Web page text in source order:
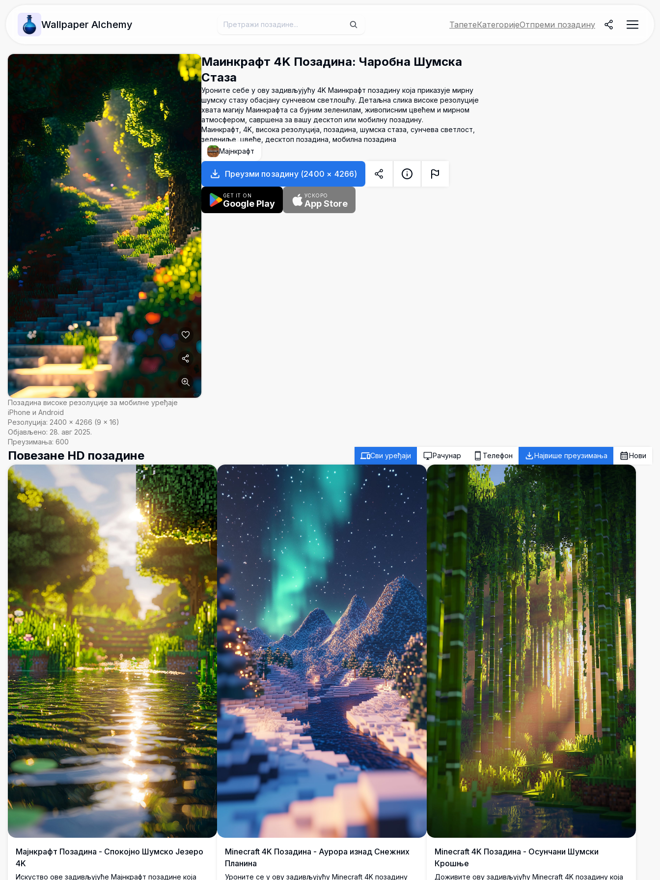
Wallpaper Alchemy ТапетеКатегоријеОтпреми позадину
Позадина високе резолуције за мобилне уређаје
iPhone и Android
Резолуција: 2400 × 4266 (9 × 16)
Објављено: 28. авг 2025.
Преузимања: 600
Маинкрафт 4K Позадина: Чаробна Шумска
Стаза
Уроните себе у ову задивљујућу 4K Маинкрафт позадину која приказује мирну
шумску стазу обасјану сунчевом светлошћу. Детаљна слика високе резолуције
хвата магију Маинкрафта са бујним зеленилам, живописним цвећем и мирном
атмосфером, савршена за вашу десктоп или мобилну позадину.
Маинкрафт, 4K, висока резолуција, позадина, шумска стаза, сунчева светлост,
зелениље, цвеће, десктоп позадина, мобилна позадина
Мајнкрафт
Преузми позадину(2400 × 4266)
GET IT ON
Google Play
УСКОРО
App Store
Повезане HD позадине Сви уређаји Рачунар Телефон Највише преузимања Нови
Мајнкрафт Позадина - Спокојно Шумско Језеро
4K
Искуство ове задивљујуће Мајнкрафт позадине која
Minecraft 4K Позадина - Аурора изнад Снежних
Планина
Уроните се у ову задивљујућу Minecraft 4K позадину
Minecraft 4K Позадина - Осунчани Шумски
Крошње
Доживите ову задивљујућу Minecraft 4K позадину која